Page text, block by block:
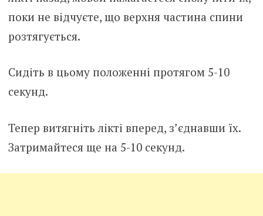
поки не відчуєте, що верхня частина спини
розтягується.
Сидіть в цьому положенні протягом 5-10
секунд.
Тепер витягніть лікті вперед, з’єднавши їх.
Затримайтеся ще на 5-10 секунд.